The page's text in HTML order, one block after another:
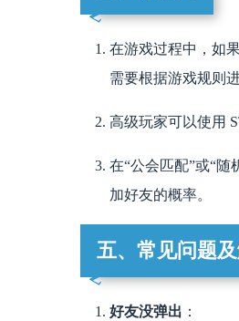
在游戏过程中，如
需要根据游戏规则
高级玩家可以使用
在“公会匹配”或“随
加好友的概率。
五、常见问题
好友没弹出 ：